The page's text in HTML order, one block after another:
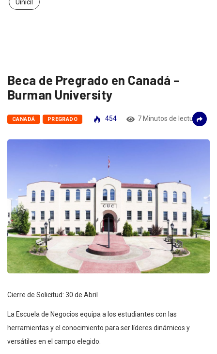
Uinicil
Beca de Pregrado en Canadá –
Burman University
CANADÁ PREGRADO 454 7 Minutos de lectura
Cierre de Solicitud: 30 de Abril
La Escuela de Negocios equipa a los estudiantes con las
herramientas y el conocimiento para ser líderes dinámicos y
versátiles en el campo elegido.